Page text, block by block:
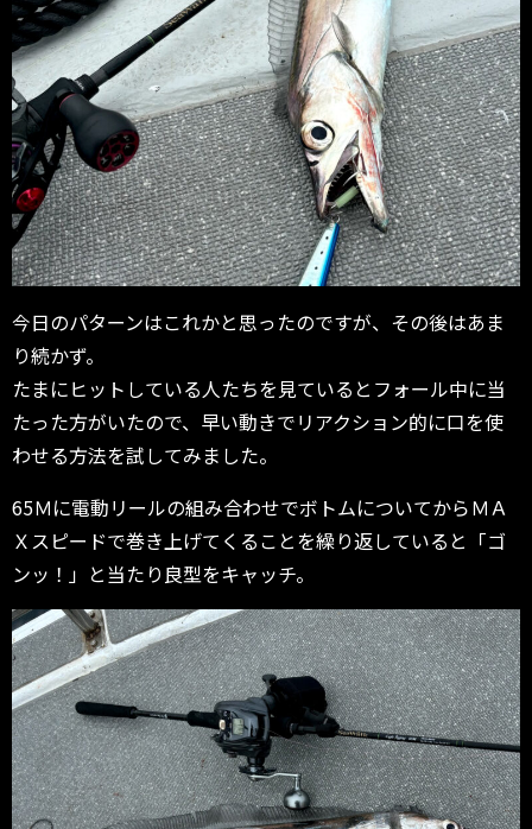
今日のパターンはこれかと思ったのですが、その後はあま
り続かず。
たまにヒットしている人たちを見ているとフォール中に当
たった方がいたので、早い動きでリアクション的に口を使
わせる方法を試してみました。
65Ｍに電動リールの組み合わせでボトムについてからＭＡ
Ｘスピードで巻き上げてくることを繰り返していると「ゴ
ンッ！」と当たり良型をキャッチ。